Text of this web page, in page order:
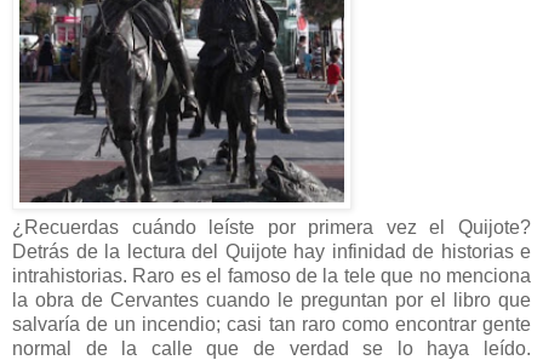
¿Recuerdas cuándo leíste por primera vez el Quijote?
Detrás de la lectura del Quijote hay infinidad de historias e
intrahistorias. Raro es el famoso de la tele que no menciona
la obra de Cervantes cuando le preguntan por el libro que
salvaría de un incendio; casi tan raro como encontrar gente
normal de la calle que de verdad se lo haya leído.